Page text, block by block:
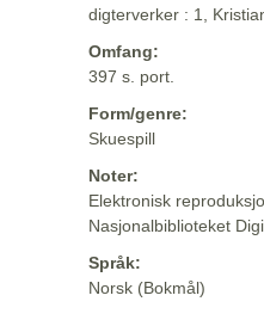
digterverker : 1,
Omfang:
397 s. port.
Form/genre:
Skuespill
Noter:
Elektronisk
Nasjonalbiblioteket
Språk:
Norsk (Bokmål)